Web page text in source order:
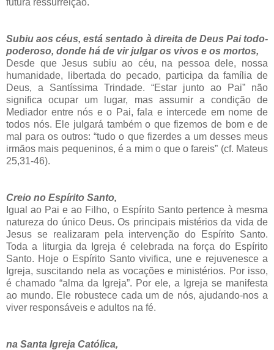
futura ressurreição.
Subiu aos céus, está sentado à direita de Deus Pai todo-
poderoso, donde há de vir julgar os vivos e os mortos,
Desde que Jesus subiu ao céu, na pessoa dele, nossa
humanidade, libertada do pecado, participa da família de
Deus, a Santíssima Trindade. “Estar junto ao Pai” não
significa ocupar um lugar, mas assumir a condição de
Mediador entre nós e o Pai, fala e intercede em nome de
todos nós. Ele julgará também o que fizemos de bom e de
mal para os outros:“tudo o que fizerdes a um desses meus
irmãos mais pequeninos, é a mim o que o fareis” (cf. Mateus
25,31-46).
Creio no Espírito Santo,
Igual ao Pai e ao Filho, o Espírito Santo pertence à mesma
natureza do único Deus. Os principais mistérios da vida de
Jesus se realizaram pela intervenção do Espírito Santo.
Toda a liturgia da Igreja é celebrada na força do Espírito
Santo. Hoje o Espírito Santo vivifica, une e rejuvenesce a
Igreja, suscitando nela as vocações e ministérios. Por isso,
é chamado “alma da Igreja”. Por ele, a Igreja se manifesta
ao mundo. Ele robustece cada um de nós, ajudando-nos a
viver responsáveis e adultos na fé.
na Santa Igreja Católica,